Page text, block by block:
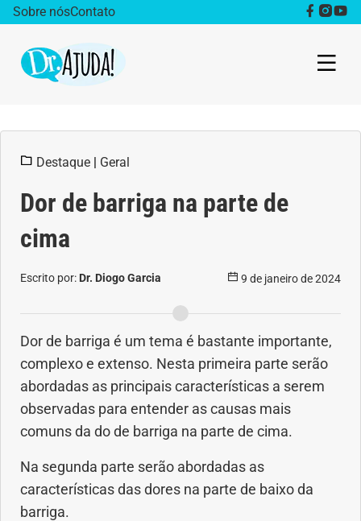
Sobre nósContato
Obesidade
Destaque
Bem estar
Saúde da mulher
Anemia
Anestesia
Aparelho Digestivo
Atividade física
Destaque | Geral
Dor de barriga na parte de
cima
Escrito por: Dr. Diogo Garcia 9 de janeiro de 2024
Dor de barriga é um tema é bastante importante,
complexo e extenso. Nesta primeira parte serão
abordadas as principais características a serem
observadas para entender as causas mais
comuns da do de barriga na parte de cima.
Na segunda parte serão abordadas as
características das dores na parte de baixo da
barriga.